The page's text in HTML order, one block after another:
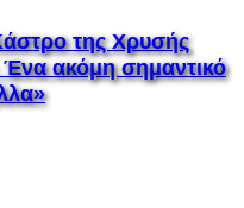
της Χρυσής
Ένα ακόμη σημαντικό